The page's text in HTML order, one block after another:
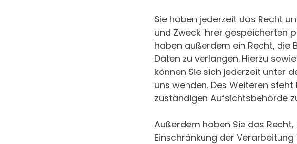
Sie haben jederzeit das Recht
und Zweck Ihrer gespeicherten
haben außerdem ein Recht, die
Daten zu verlangen. Hierzu
können Sie sich jederzeit unter
uns wenden. Des Weiteren
zuständigen Aufsichtsbehörde
Außerdem haben Sie das
Einschränkung der